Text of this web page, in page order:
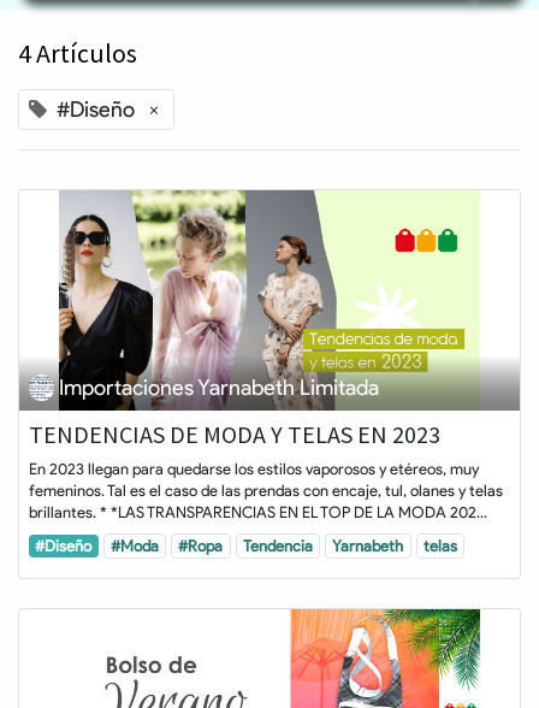
4 Artículos
#Diseño ×
Importaciones Yarnabeth Limitada
TENDENCIAS DE MODA Y TELAS EN 2023
En 2023 llegan para quedarse los estilos vaporosos y etéreos, muy
femeninos. Tal es el caso de las prendas con encaje, tul, olanes y telas
brillantes. * *LAS TRANSPARENCIAS EN EL TOP DE LA MODA 202...
#Diseño #Moda #Ropa Tendencia Yarnabeth telas